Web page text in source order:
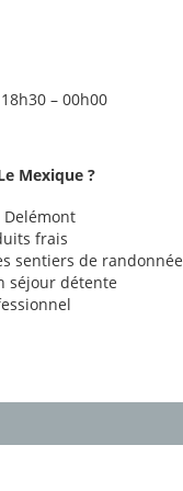
– 00h00
Mexique ?
frais
sentiers de randonnée
séjour détente